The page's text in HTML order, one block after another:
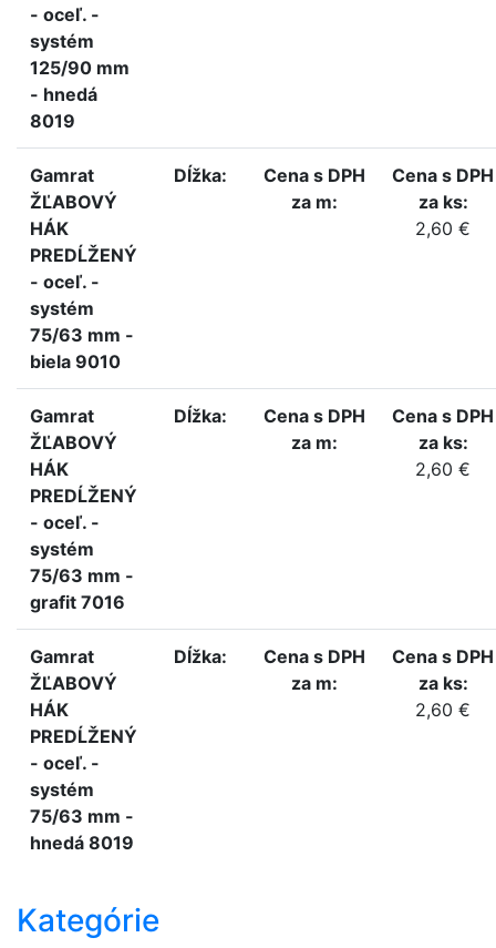
- oceľ. -
systém
125/90 mm
- hnedá
8019
Gamrat
ŽĽABOVÝ
HÁK
PREDĹŽENÝ
- oceľ. -
systém
75/63 mm -
biela 9010
Dĺžka:
Cena s DPH
za m:
Cena s DPH
za ks:
2,60 €
Gamrat
ŽĽABOVÝ
HÁK
PREDĹŽENÝ
- oceľ. -
systém
75/63 mm -
grafit 7016
Dĺžka:
Cena s DPH
za m:
Cena s DPH
za ks:
2,60 €
Gamrat
ŽĽABOVÝ
HÁK
PREDĹŽENÝ
- oceľ. -
systém
75/63 mm -
hnedá 8019
Dĺžka:
Cena s DPH
za m:
Cena s DPH
za ks:
2,60 €
Kategórie